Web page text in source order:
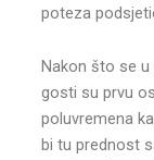
poteza
Nakon što se u
gosti su prvu
poluvremena
bi tu prednost